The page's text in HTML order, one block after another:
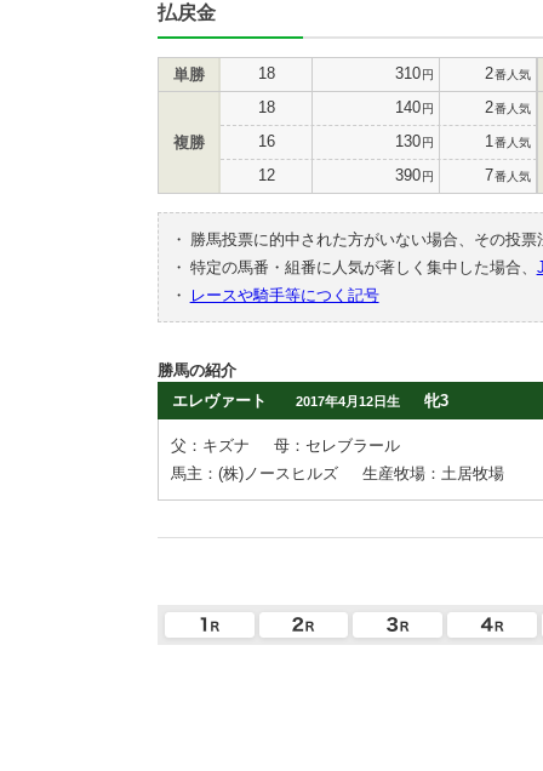
払戻金
単勝 18 310円 2番人気
複勝
18 140円 2番人気
16 130円 1 番人気
12 390円 7番人気
・
勝馬投票に的中された方がいない場合、その投
・ 特定の馬番・組番に人気が著しく集中した場合、
・
レースや騎手等につく記号
勝馬の紹介
エレヴァート
2017年4月12日生 牝3
父：キズナ
母：セレブラール
馬主：(株)ノースヒルズ
生産牧場：土居牧場